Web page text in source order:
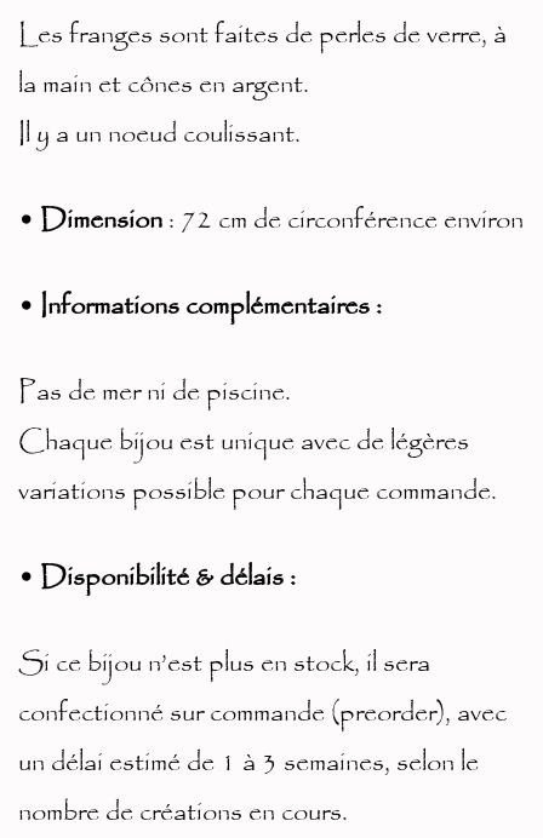
Les franges sont faites de perles de verre, à
la main et cônes en argent.
Il y a un noeud coulissant.
• Dimension: 72 cm de circonférence environ
• Informations complémentaires :
Pas de mer ni de piscine.
Chaque bijou est unique avec de légères
variations possible pour chaque commande.
• Disponibilité & délais :
Si ce bijou n’est plus en stock, il sera
confectionné sur commande (preorder), avec
un délai estimé de 1 à 3 semaines, selon le
nombre de créations en cours.